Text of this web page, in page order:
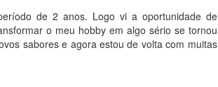
de 2 anos. Logo vi a oportunidade de
o meu hobby em algo sério se tornou
sabores e agora estou de volta com muitas